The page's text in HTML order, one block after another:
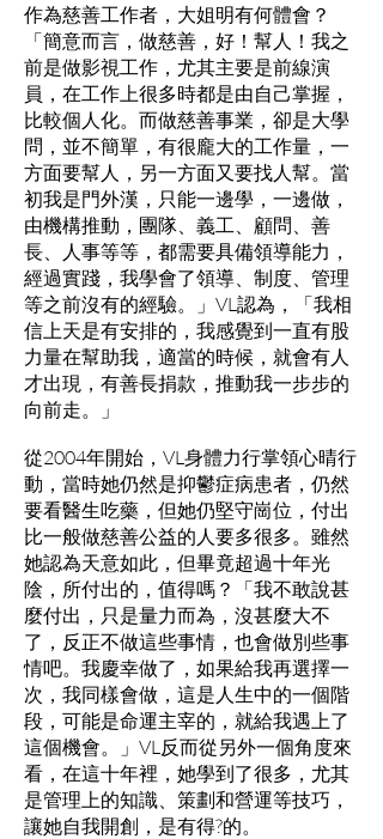
作為慈善工作者，大姐明有何體會？
「簡意而言，做慈善，好！幫人！我之
前是做影視工作，尤其主要是前線演
員，在工作上很多時都是由自己掌握，
比較個人化。而做慈善事業，卻是大學
問，並不簡單，有很龐大的工作量，一
方面要幫人，另一方面又要找人幫。當
初我是門外漢，只能一邊學，一邊做，
由機構推動，團隊、義工、顧問、善
長、人事等等，都需要具備領導能力，
經過實踐，我學會了領導、制度、管理
等之前沒有的經驗。」VL認為，「我相
信上天是有安排的，我感覺到一直有股
力量在幫助我，適當的時候，就會有人
才出現，有善長捐款，推動我一步步的
向前走。」
從2004年開始，VL身體力行掌領心晴行
動，當時她仍然是抑鬱症病患者，仍然
要看醫生吃藥，但她仍堅守崗位，付出
比一般做慈善公益的人要多很多。雖然
她認為天意如此，但畢竟超過十年光
陰，所付出的，值得嗎？「我不敢說甚
麼付出，只是量力而為，沒甚麼大不
了，反正不做這些事情，也會做別些事
情吧。我慶幸做了，如果給我再選擇一
次，我同樣會做，這是人生中的一個階
段，可能是命運主宰的，就給我遇上了
這個機會。」VL反而從另外一個角度來
看，在這十年裡，她學到了很多，尤其
是管理上的知識、策劃和營運等技巧，
讓她自我開創，是有得?的。